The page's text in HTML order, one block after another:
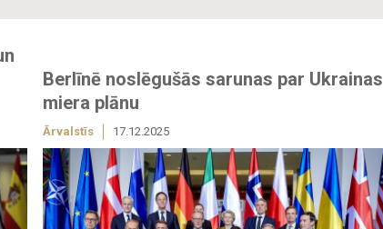
Berlīnē noslēgušās sarunas par Ukrainas
miera plānu
Ārvalstīs 17.12.2025